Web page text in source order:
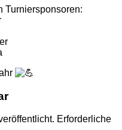
Turniersponsoren:
Erforderliche